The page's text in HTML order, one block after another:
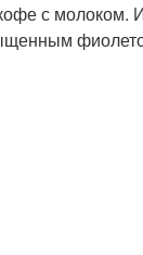
с молоком.